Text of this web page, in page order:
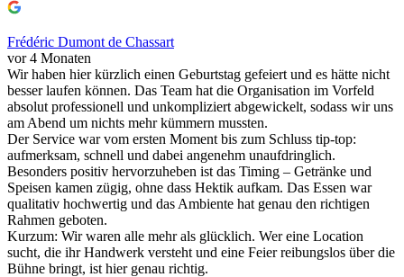
Frédéric Dumont de Chassart
vor 4 Monaten
Wir haben hier kürzlich einen Geburtstag gefeiert und es hätte nicht
besser laufen können. Das Team hat die Organisation im Vorfeld
absolut professionell und unkompliziert abgewickelt, sodass wir uns
am Abend um nichts mehr kümmern mussten.
Der Service war vom ersten Moment bis zum Schluss tip-top:
aufmerksam, schnell und dabei angenehm unaufdringlich.
Besonders positiv hervorzuheben ist das Timing – Getränke und
Speisen kamen zügig, ohne dass Hektik aufkam. Das Essen war
qualitativ hochwertig und das Ambiente hat genau den richtigen
Rahmen geboten.
Kurzum: Wir waren alle mehr als glücklich. Wer eine Location
sucht, die ihr Handwerk versteht und eine Feier reibungslos über die
Bühne bringt, ist hier genau richtig.